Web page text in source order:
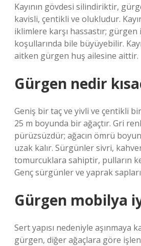
Kayının gövdesi silindiriktir,
kavisli, çentikli ve olukludur.
iklimlere karşı hassastır;
koşullarında bile büyüyebilir.
aitken gürgen huş ailesine aittir.
Gürgen nedir
Geniş bir taç ve yivli ve çentikli
25 m boyunda bir ağaçtır. Gri
pürüzsüzdür; ağacın ömrü
uzak kalır. Sürgünler sivri,
tomurcuklara sahiptir, pulların
Genç sürgünler ve yaprak
Gürgen mobilya
Sert yapısı nedeniyle aşınmaya
gürgen, diğer ağaçlara göre